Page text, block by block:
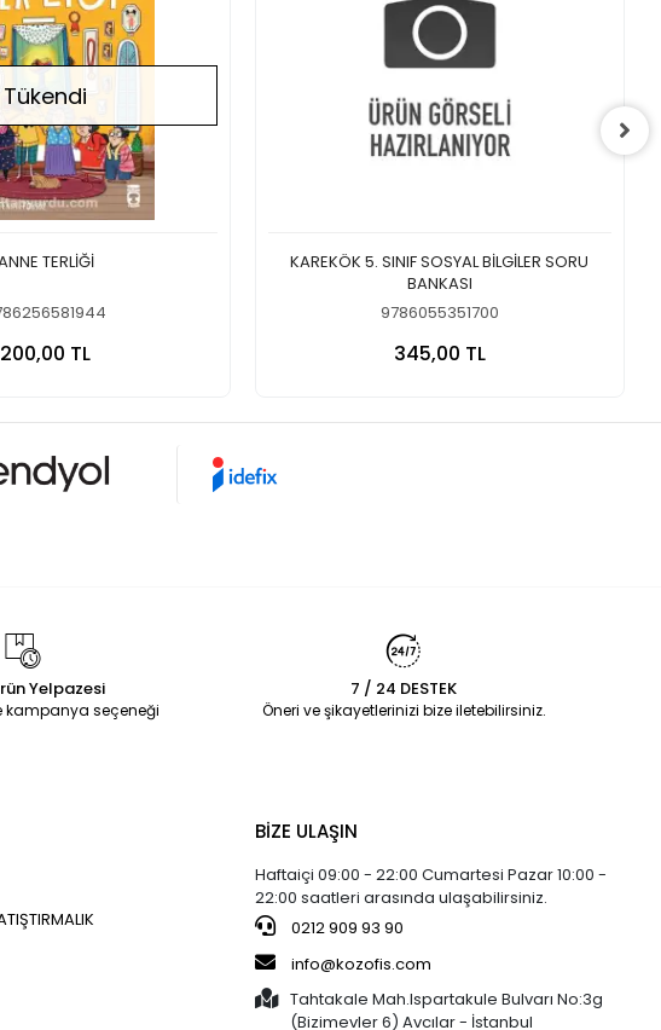
Tükendi
TERLİĞİ
200,00 TL
KAREKÖK 5. SINIF SOSYAL BİLGİLER SORU
BANKASI
9786055351700
345,00 TL
Yelpazesi
kampanya seçeneği
7 / 24 DESTEK
Öneri ve şikayetlerinizi bize iletebilirsiniz.
BİZE ULAŞIN
Haftaiçi 09:00 - 22:00 Cumartesi Pazar 10:00 -
22:00 saatleri arasında ulaşabilirsiniz.
0212 909 93 90
info@kozofis.com
Tahtakale Mah.Ispartakule Bulvarı No:3g
(Bizimevler 6) Avcılar - İstanbul